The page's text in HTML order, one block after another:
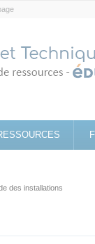
des installations